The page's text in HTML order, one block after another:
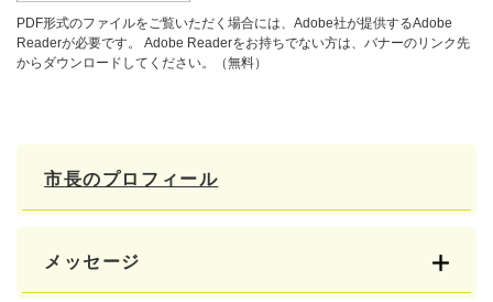
PDF形式のファイルをご覧いただく場合には、Adobe社が提供するAdobe
Readerが必要です。
Adobe Readerをお持ちでない方は、バナーのリンク先
からダウンロードしてください。（無料）
市長のプロフィール
メッセージ